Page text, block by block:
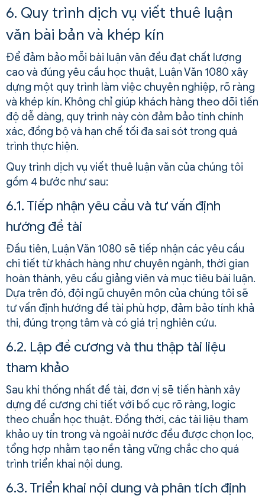
6. Quy trình dịch vụ viết thuê luận
văn bài bản và khép kín
Để đảm bảo mỗi bài luận văn đều đạt chất lượng
cao và đúng yêu cầu học thuật, Luận Văn 1080 xây
dựng một quy trình làm việc chuyên nghiệp, rõ ràng
và khép kín. Không chỉ giúp khách hàng theo dõi tiến
độ dễ dàng, quy trình này còn đảm bảo tính chính
xác, đồng bộ và hạn chế tối đa sai sót trong quá
trình thực hiện.
Quy trình dịch vụ viết thuê luận văn của chúng tôi
gồm 4 bước như sau:
6.1. Tiếp nhận yêu cầu và tư vấn định
hướng đề tài
Đầu tiên, Luận Văn 1080 sẽ tiếp nhận các yêu cầu
chi tiết từ khách hàng như chuyên ngành, thời gian
hoàn thành, yêu cầu giảng viên và mục tiêu bài luận.
Dựa trên đó, đội ngũ chuyên môn của chúng tôi sẽ
tư vấn định hướng đề tài phù hợp, đảm bảo tính khả
thi, đúng trọng tâm và có giá trị nghiên cứu.
6.2. Lập đề cương và thu thập tài liệu
tham khảo
Sau khi thống nhất đề tài, đơn vị sẽ tiến hành xây
dựng đề cương chi tiết với bố cục rõ ràng, logic
theo chuẩn học thuật. Đồng thời, các tài liệu tham
khảo uy tín trong và ngoài nước đều được chọn lọc,
tổng hợp nhằm tạo nền tảng vững chắc cho quá
trình triển khai nội dung.
6.3. Triển khai nội dung và phân tích định